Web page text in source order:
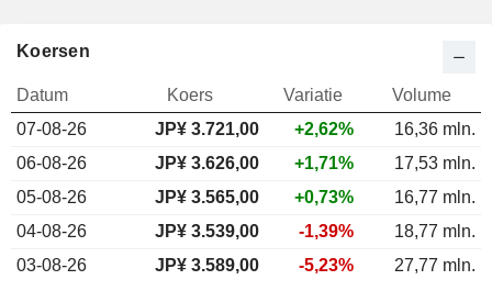
Koersen
Datum Koers Variatie
Volume
07-08-26
JP¥ 3.721,00 +2,62%
16,36 mln.
06-08-26
JP¥ 3.626,00 +1,71%
17,53 mln.
05-08-26
JP¥ 3.565,00 +0,73%
16,77 mln.
04-08-26
JP¥ 3.539,00 -1,39%
18,77 mln.
03-08-26
JP¥ 3.589,00 -5,23% 27,77 mln.